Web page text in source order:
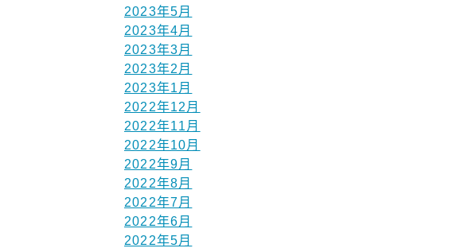
2023年5月
2023年4月
2023年3月
2023年2月
2023年1月
2022年12月
2022年11月
2022年10月
2022年9月
2022年8月
2022年7月
2022年6月
2022年5月